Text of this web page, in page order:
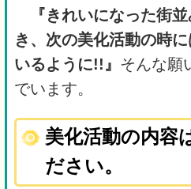
『きれいになった街
き、次の美化活動の時
いるように!!』 そんな願
でいます。
美化活動の内容
ださい。